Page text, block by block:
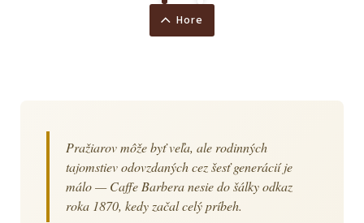
Hore
Pražiarov môže byť veľa, ale rodinných
tajomstiev odovzdaných cez šesť generácií je
málo — Caffe Barbera nesie do šálky odkaz
roka 1870, kedy začal celý príbeh.